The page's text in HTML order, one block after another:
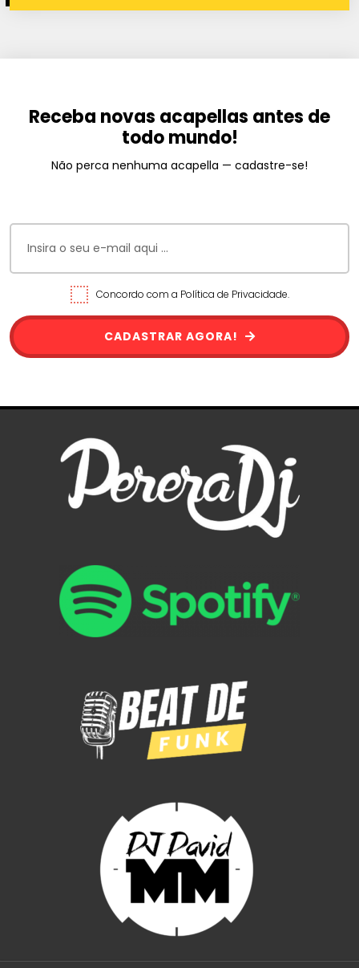
Receba novas acapellas antes de
todo mundo!
Não perca nenhuma acapella — cadastre-se!
Concordo com a Política de Privacidade.
CADASTRAR AGORA!